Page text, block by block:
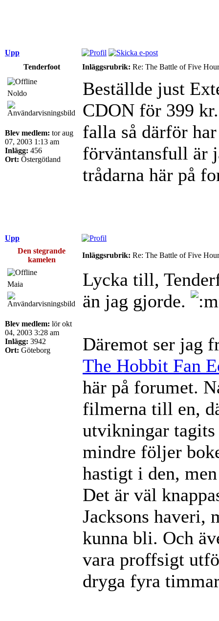
Upp
Tenderfoot
Inläggsrubrik: Re: The Battle of Five
Noldo
Blev medlem: tor aug
07, 2003 1:13 am
Inlägg: 456
Ort: Östergötland
Beställde just
CDON för 399
falla så därför
förväntansfull är
trådarna här på
Upp
Den stegrande
kamelen
Inläggsrubrik: Re: The Battle of Five
Maia
Blev medlem: lör okt
04, 2003 3:28 am
Inlägg: 3942
Ort: Göteborg
Lycka till,
än jag gjorde.
Däremot ser jag
The Hobbit Fan
här på forumet.
filmerna till en,
utvikningar
mindre följer
hastigt i den,
Det är väl
Jacksons haveri,
kunna bli. Och
vara proffsigt
dryga fyra